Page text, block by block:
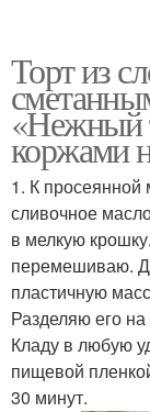
Торт из
«Нежный
коржами
1. К просеянной
сливочное
в мелкую
перемешиваю.
пластичную
Разделяю его
Кладу в любую
пищевой
30 минут.